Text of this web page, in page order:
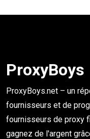
ProxyBoys
ProxyBoys.net – un
fournisseurs et de
fournisseurs de proxy
gagnez de l'argent